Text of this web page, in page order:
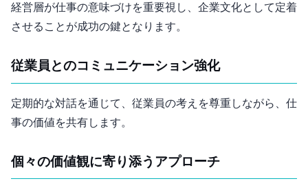
経営層が仕事の意味づけを重要視し、企業文化として定着
させることが成功の鍵となります。
従業員とのコミュニケーション強化
定期的な対話を通じて、従業員の考えを尊重しながら、仕
事の価値を共有します。
個々の価値観に寄り添うアプローチ